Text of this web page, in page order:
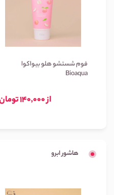
فوم شستشو هلو بیواکوا
Bioaqua
از 140,000 تومان
هاشور ابرو